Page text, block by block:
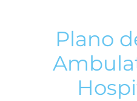
Plano